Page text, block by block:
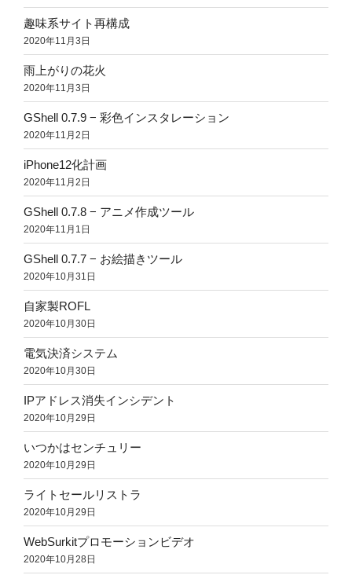
趣味系サイト再構成
2020年11月3日
雨上がりの花火
2020年11月3日
GShell 0.7.9 − 彩色インスタレーション
2020年11月2日
iPhone12化計画
2020年11月2日
GShell 0.7.8 − アニメ作成ツール
2020年11月1日
GShell 0.7.7 − お絵描きツール
2020年10月31日
自家製ROFL
2020年10月30日
電気決済システム
2020年10月30日
IPアドレス消失インシデント
2020年10月29日
いつかはセンチュリー
2020年10月29日
ライトセールリストラ
2020年10月29日
WebSurkitプロモーションビデオ
2020年10月28日